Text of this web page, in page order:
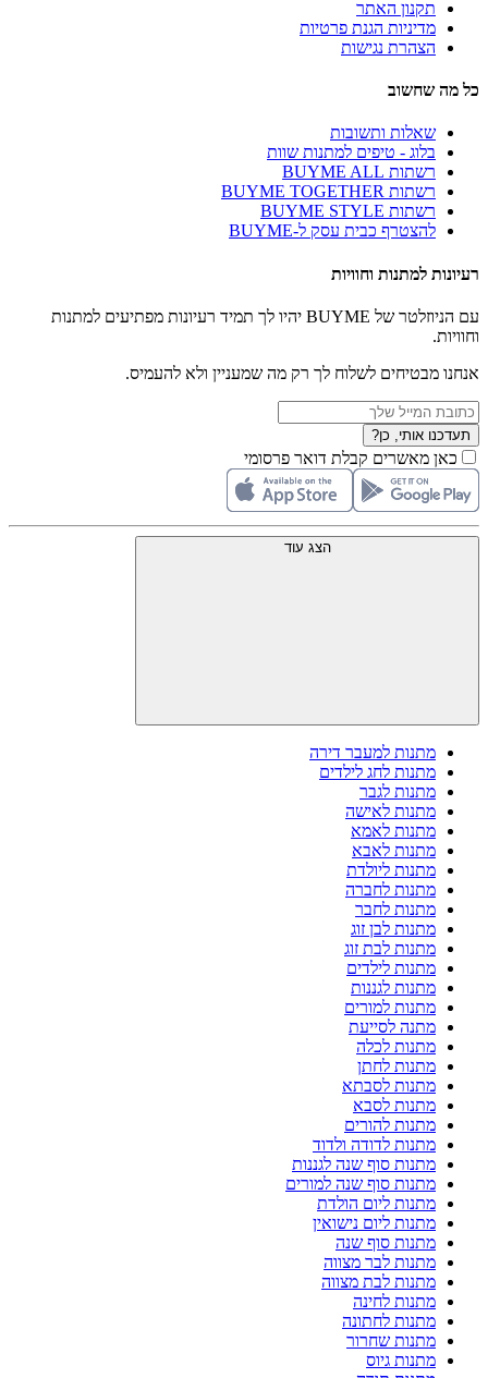
תקנון האתר
מדיניות הגנת פרטיות
הצהרת נגישות
כל מה שחשוב
שאלות ותשובות
בלוג - טיפים למתנות שוות
רשתות BUYME ALL
רשתות BUYME TOGETHER
רשתות BUYME STYLE
להצטרף כבית עסק ל-BUYME
רעיונות למתנות וחוויות
עם הניוזלטר של BUYME יהיו לך תמיד רעיונות מפתיעים למתנות
וחוויות.
אנחנו מבטיחים לשלוח לך רק מה שמעניין ולא להעמיס.
תעדכנו אותי, כן?
כאן מאשרים קבלת דואר פרסומי
הצג עוד
מתנות למעבר דירה
מתנות לחג לילדים
מתנות לגבר
מתנות לאישה
מתנות לאמא
מתנות לאבא
מתנות ליולדת
מתנות לחברה
מתנות לחבר
מתנות לבן זוג
מתנות לבת זוג
מתנות לילדים
מתנות לגננות
מתנות למורים
מתנה לסייעת
מתנות לכלה
מתנות לחתן
מתנות לסבתא
מתנות לסבא
מתנות להורים
מתנות לדודה ולדוד
מתנות סוף שנה לגננות
מתנות סוף שנה למורים
מתנות ליום הולדת
מתנות ליום נישואין
מתנות סוף שנה
מתנות לבר מצווה
מתנות לבת מצווה
מתנות לחינה
מתנות לחתונה
מתנות שחרור
מתנות גיוס